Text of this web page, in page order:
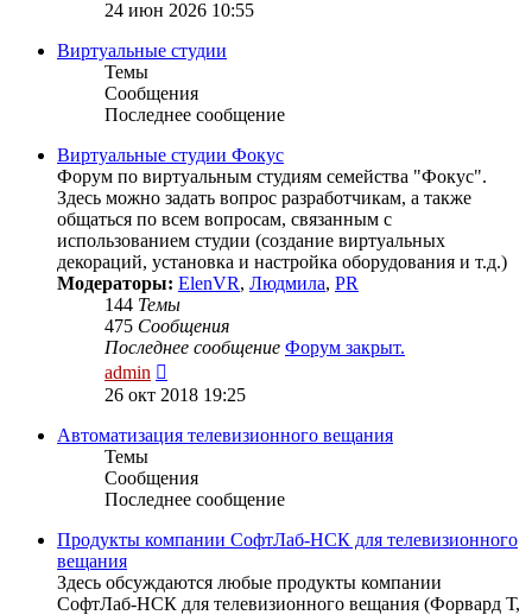
сообщению
24 июн 2026 10:55
Виртуальные студии
Темы
Сообщения
Последнее сообщение
Виртуальные студии Фокус
Форум по виртуальным студиям семейства "Фокус".
Здесь можно задать вопрос разработчикам, а также
общаться по всем вопросам, связанным с
использованием студии (создание виртуальных
декораций, установка и настройка оборудования и т.д.)
Модераторы: ElenVR, Людмила, PR
144 Темы
475 Сообщения
Последнее сообщение Форум закрыт.
admin
к
сообщению
26 окт 2018 19:25
Автоматизация телевизионного вещания
Темы
Сообщения
Последнее сообщение
Продукты компании СофтЛаб-НСК для телевизионного
вещания
Здесь обсуждаются любые продукты компании
СофтЛаб-НСК для телевизионного вещания (Форвард Т,